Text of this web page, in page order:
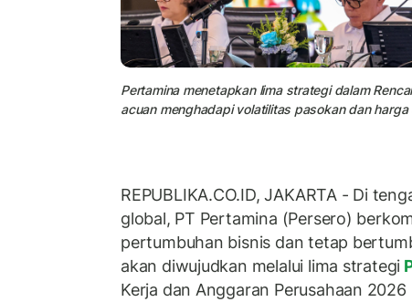
Pertamina menetapkan lima strategi dalam
acuan menghadapi volatilitas pasokan dan harga
REPUBLIKA.CO.ID, JAKARTA - Di
global, PT Pertamina (Persero)
pertumbuhan bisnis dan tetap
akan diwujudkan melalui lima strategi
Kerja dan Anggaran Perusahaan 2026